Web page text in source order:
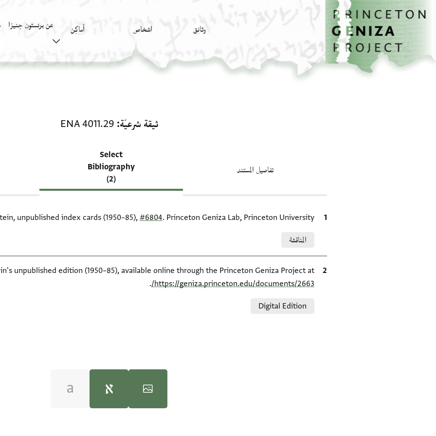
تخطي إلى المحتوى الرئيسي
الصفحة الرئيسية
وثائق اشخاص أَماكِن عن برنستون جنيزا
ثيقة شرعيّة ENA 4011.29
تفاصيل المستند
Select
Bibliography
(2)
الاقتباس المرجعي unpublished index cards (1950–85), #6804. Princeton Geniza Lab, Princeton University.
المناقشة
الاقتباس المرجعي
unpublished edition (1950–85), available online through the Princeton Geniza Project at
https://geniza.princeton.edu/documents/2663/
.
Digital Edition